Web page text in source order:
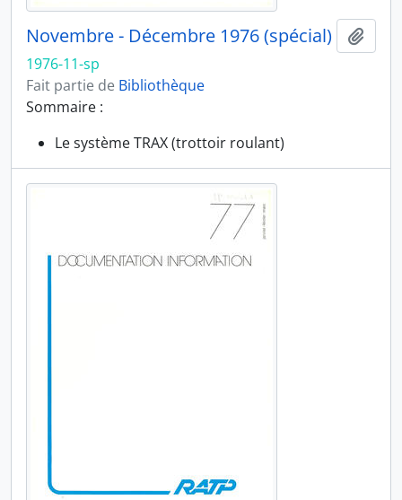
Novembre - Décembre 1976 (spécial)
1976-11-sp
Fait partie de Bibliothèque
Sommaire :
Le système TRAX (trottoir roulant)